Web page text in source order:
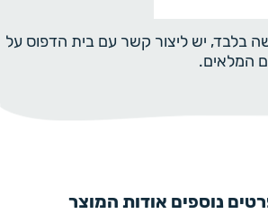
בלבד, יש ליצור קשר עם בית הדפוס על
המלאים.
נוספים אודות המוצר